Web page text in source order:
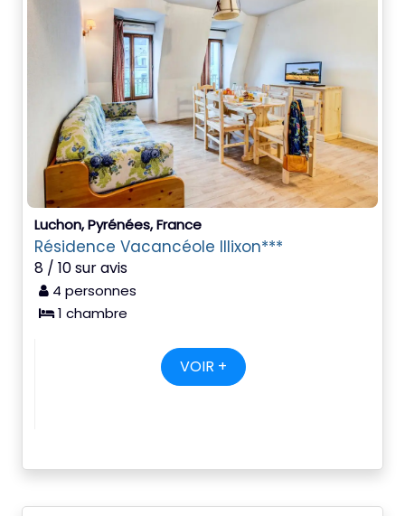
Luchon, Pyrénées, France
Résidence Vacancéole Illixon***
8 / 10 sur avis
4 personnes
1 chambre
VOIR +